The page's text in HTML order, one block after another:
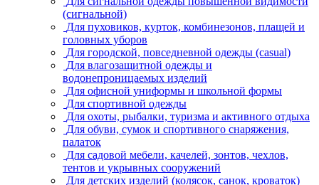
(сигнальной)
Для пуховиков, курток, комбинезонов, плащей и
головных уборов
Для городской, повседневной одежды (casual)
Для влагозащитной одежды и
водонепроницаемых изделий
Для офисной униформы и школьной формы
Для спортивной одежды
Для охоты, рыбалки, туризма и активного отдыха
Для обуви, сумок и спортивного снаряжения,
палаток
Для садовой мебели, качелей, зонтов, чехлов,
тентов и укрывных сооружений
Для детских изделий (колясок, санок, кроваток)